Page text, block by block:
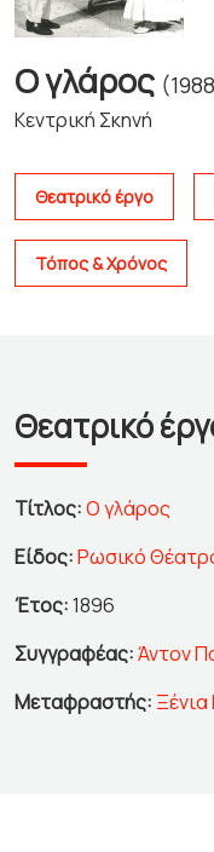
Ο γλάρος
Κεντρική Σκηνή
Θεατρικό έργο
Τόπος & Χρόνος
Θεατρικό
Τίτλος:Ο γλάρος
Είδος:Ρωσικό
Έτος:1896
Συγγραφέας:Άντον
Μεταφραστής: